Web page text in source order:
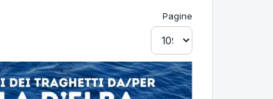
Pagine